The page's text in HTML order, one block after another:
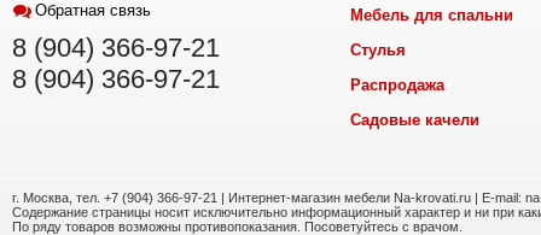
Обратная связь
8 (904) 366-97-21
8 (904) 366-97-21
Мебель для спальни
Стулья
Распродажа
Садовые качели
г. Москва, тел. +7 (904) 366-97-21 | Интернет-магазин мебели Na-krovati.ru | E-mail:
Содержание страницы носит исключительно информационный характер и ни при
По ряду товаров возможны противопоказания. Посоветуйтесь с врачом.